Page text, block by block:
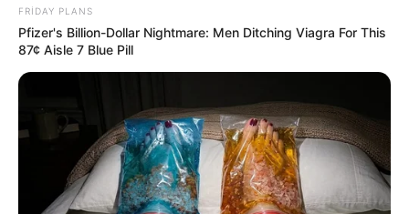
70
FRIDAY PLANS
Pfizer's Billion-Dollar Nightmare: Men Ditching Viagra For This
87¢ Aisle 7 Blue Pill